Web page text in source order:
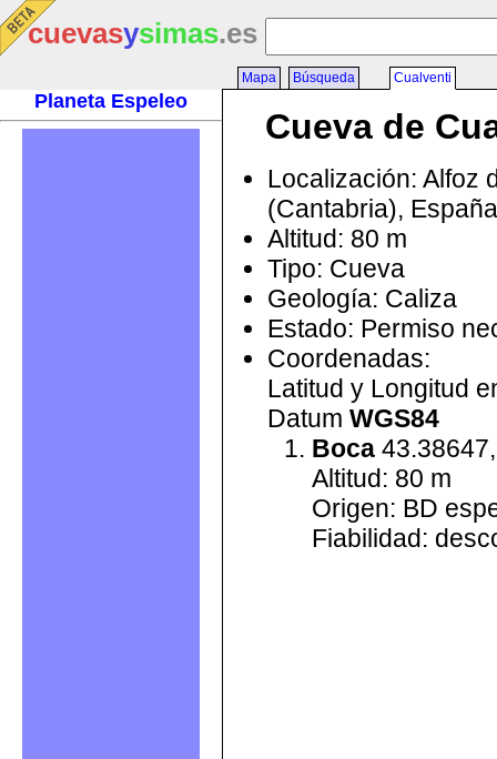
cuevasysimas.es
Planeta Espeleo
Mapa Búsqueda Cualventi
Cueva de
Localización: Alfoz
(Cantabria), España
Altitud: 80 m
Tipo: Cueva
Geología: Caliza
Estado: Permiso
Coordenadas:
Latitud y Longitud
Datum WGS84
Boca
Altitud: 80 m
Origen: BD
Fiabilidad: